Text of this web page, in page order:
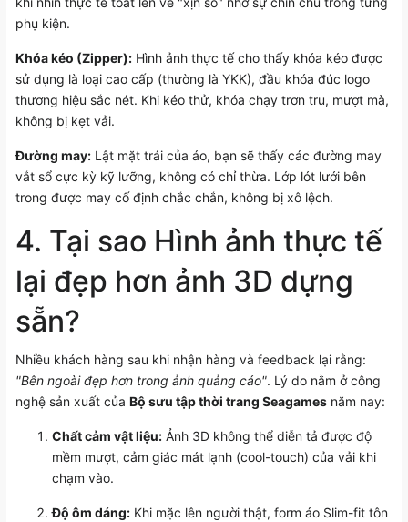
phụ kiện.
Khóa kéo (Zipper): Hình ảnh thực tế cho thấy khóa kéo được
sử dụng là loại cao cấp (thường là YKK), đầu khóa đúc logo
thương hiệu sắc nét. Khi kéo thử, khóa chạy trơn tru, mượt mà,
không bị kẹt vải.
Đường may: Lật mặt trái của áo, bạn sẽ thấy các đường may
vắt sổ cực kỳ kỹ lưỡng, không có chỉ thừa. Lớp lót lưới bên
trong được may cố định chắc chắn, không bị xô lệch.
4. Tại sao Hình ảnh thực tế
lại đẹp hơn ảnh 3D dựng
sẵn?
Nhiều khách hàng sau khi nhận hàng và feedback lại rằng:
"Bên ngoài đẹp hơn trong ảnh quảng cáo". Lý do nằm ở công
nghệ sản xuất của Bộ sưu tập thời trang Seagames năm nay:
Chất cảm vật liệu: Ảnh 3D không thể diễn tả được độ
mềm mượt, cảm giác mát lạnh (cool-touch) của vải khi
chạm vào.
Độ ôm dáng: Khi mặc lên người thật, form áo Slim-fit tôn